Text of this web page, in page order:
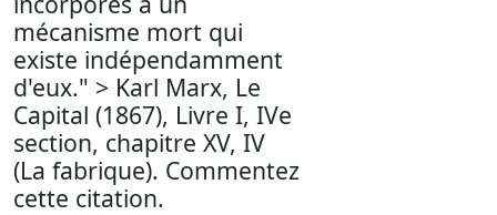
mécanisme mort qui
existe indépendamment
d'eux." > Karl Marx, Le
Capital (1867), Livre I, IVe
section, chapitre XV, IV
(La fabrique). Commentez
cette citation.